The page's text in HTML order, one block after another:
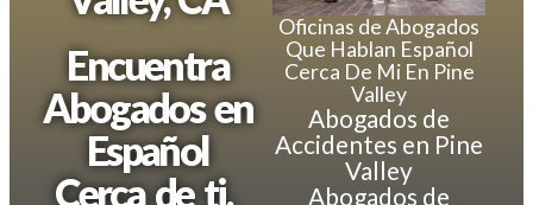
Encuentra
Abogados en
Español
Cerca de ti.
Oficinas de Abogados
Que Hablan Español
Cerca De Mi En Pine
Valley
Abogados de
Accidentes en Pine
Valley
Abogados de